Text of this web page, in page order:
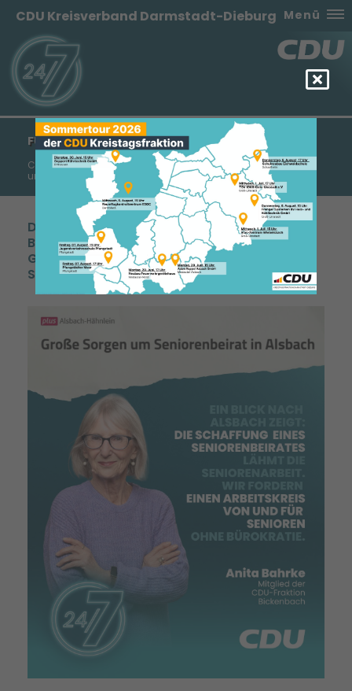
CDU Kreisverband Darmstadt-Dieburg Menü
FÜR EINE LEBENDIGE SENIORENARBEIT
CDU Bickenbach möchte aktive Seniorenarbeit mit Teilhabe
und attraktiven Angeboten und keinen Seniorenbeirat
Die CDU Bickenbach macht sich stark für die
Belange der Senioren in unserer
Gemeinde. Die Einführung eines
Seniorenbeirates lehnen wir jedoch ab.